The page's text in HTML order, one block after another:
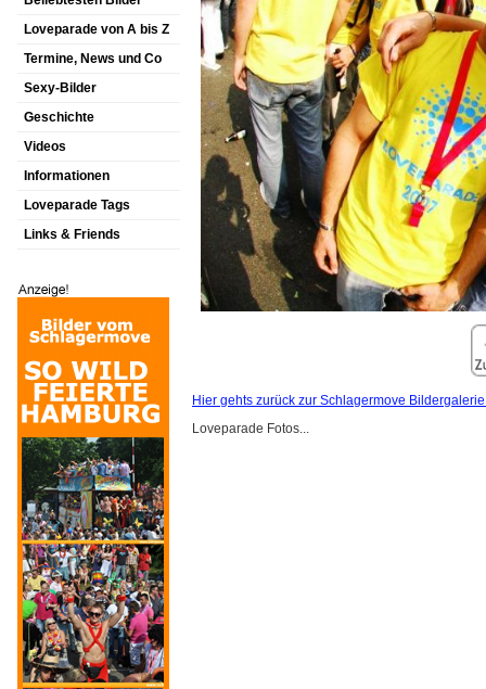
Loveparade von A bis Z
Termine, News und Co
Sexy-Bilder
Geschichte
Videos
Informationen
Loveparade Tags
Links & Friends
Hier gehts zurück zur Schlagermove
Loveparade Fotos...